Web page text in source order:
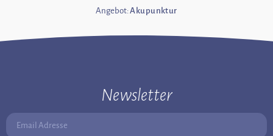
Angebot:Akupunktur
Newsletter
Email Adresse: